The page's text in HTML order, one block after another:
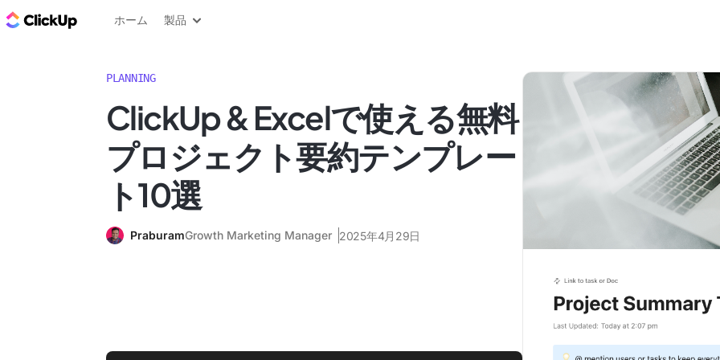
ClickUp ブログ
ホーム 製品
PLANNING
ClickUp & Excelで使える無料
プロジェクト要約テンプレー
ト10選
PraburamGrowth Marketing Manager 2025年4月29日